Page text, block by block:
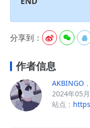
分享到：   
作者信息
AKBINGO
2024年05
站点：